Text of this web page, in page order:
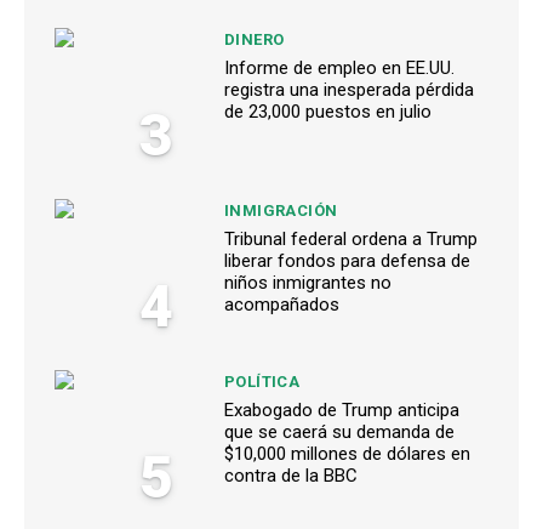
3
DINERO
Informe de empleo en EE.UU.
registra una inesperada pérdida
de 23,000 puestos en julio
4
INMIGRACIÓN
Tribunal federal ordena a Trump
liberar fondos para defensa de
niños inmigrantes no
acompañados
5
POLÍTICA
Exabogado de Trump anticipa
que se caerá su demanda de
$10,000 millones de dólares en
contra de la BBC